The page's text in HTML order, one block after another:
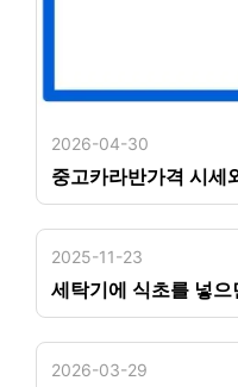
2026-04-30
중고카라반가격 시세
2025-11-23
세탁기에 식초를 넣
2026-03-29